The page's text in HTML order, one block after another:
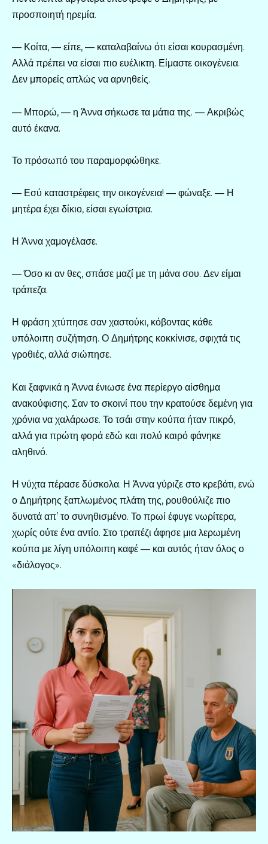
προσποιητή ηρεμία.
— Κοίτα, — είπε, — καταλαβαίνω ότι είσαι κουρασμένη.
Αλλά πρέπει να είσαι πιο ευέλικτη. Είμαστε οικογένεια.
Δεν μπορείς απλώς να αρνηθείς.
— Μπορώ, — η Άννα σήκωσε τα μάτια της. — Ακριβώς
αυτό έκανα.
Το πρόσωπό του παραμορφώθηκε.
— Εσύ καταστρέφεις την οικογένεια! — φώναξε. — Η
μητέρα έχει δίκιο, είσαι εγωίστρια.
Η Άννα χαμογέλασε.
— Όσο κι αν θες, σπάσε μαζί με τη μάνα σου. Δεν είμαι
τράπεζα.
Η φράση χτύπησε σαν χαστούκι, κόβοντας κάθε
υπόλοιπη συζήτηση. Ο Δημήτρης κοκκίνισε, σφιχτά τις
γροθιές, αλλά σιώπησε.
Και ξαφνικά η Άννα ένιωσε ένα περίεργο αίσθημα
ανακούφισης. Σαν το σκοινί που την κρατούσε δεμένη για
χρόνια να χαλάρωσε. Το τσάι στην κούπα ήταν πικρό,
αλλά για πρώτη φορά εδώ και πολύ καιρό φάνηκε
αληθινό.
Η νύχτα πέρασε δύσκολα. Η Άννα γύριζε στο κρεβάτι, ενώ
ο Δημήτρης ξαπλωμένος πλάτη της, ρουθούλιζε πιο
δυνατά απ’ το συνηθισμένο. Το πρωί έφυγε νωρίτερα,
χωρίς ούτε ένα αντίο. Στο τραπέζι άφησε μια λερωμένη
κούπα με λίγη υπόλοιπη καφέ — και αυτός ήταν όλος ο
«διάλογος».